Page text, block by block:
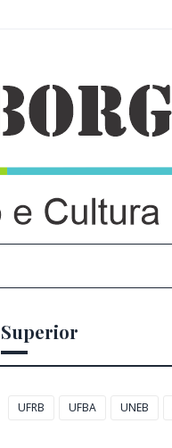
Superior
UFRB UFBA UNEB